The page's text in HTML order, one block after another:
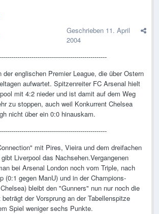
Geschrieben 11. April
2004
der englischen Premier League, die über Ostern
aufwartet. Spitzenreiter FC Arsenal hielt
mit 4:2 nieder und ist damit auf dem Weg
zu stoppen, auch weil Konkurrent Chelsea
nicht über ein 0:0 hinauskam.
mit Pires, Vieira und dem dreifachen
Liverpool das Nachsehen.Vergangenen
bei Arsenal London noch vom Triple, nach
(0:1 gegen ManU) und in der Champions-
bleibt den "Gunners" nun nur noch die
der Vorsprung an der Tabellenspitze
Spiel weniger sechs Punkte.